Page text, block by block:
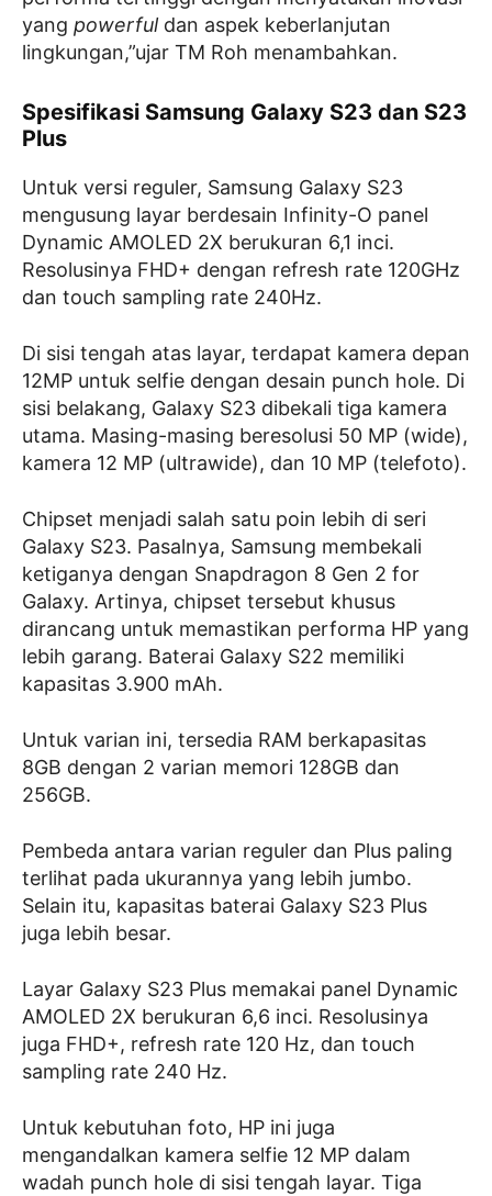
yang powerfuldan aspek keberlanjutan
lingkungan,”ujar TM Roh menambahkan.
Spesifikasi Samsung Galaxy S23 dan S23
Plus
Untuk versi reguler, Samsung Galaxy S23
mengusung layar berdesain Infinity-O panel
Dynamic AMOLED 2X berukuran 6,1 inci.
Resolusinya FHD+ dengan refresh rate 120GHz
dan touch sampling rate 240Hz.
Di sisi tengah atas layar, terdapat kamera depan
12MP untuk selfie dengan desain punch hole. Di
sisi belakang, Galaxy S23 dibekali tiga kamera
utama. Masing-masing beresolusi 50 MP (wide),
kamera 12 MP (ultrawide), dan 10 MP (telefoto).
Chipset menjadi salah satu poin lebih di seri
Galaxy S23. Pasalnya, Samsung membekali
ketiganya dengan Snapdragon 8 Gen 2 for
Galaxy. Artinya, chipset tersebut khusus
dirancang untuk memastikan performa HP yang
lebih garang. Baterai Galaxy S22 memiliki
kapasitas 3.900 mAh.
Untuk varian ini, tersedia RAM berkapasitas
8GB dengan 2 varian memori 128GB dan
256GB.
Pembeda antara varian reguler dan Plus paling
terlihat pada ukurannya yang lebih jumbo.
Selain itu, kapasitas baterai Galaxy S23 Plus
juga lebih besar.
Layar Galaxy S23 Plus memakai panel Dynamic
AMOLED 2X berukuran 6,6 inci. Resolusinya
juga FHD+, refresh rate 120 Hz, dan touch
sampling rate 240 Hz.
Untuk kebutuhan foto, HP ini juga
mengandalkan kamera selfie 12 MP dalam
wadah punch hole di sisi tengah layar. Tiga